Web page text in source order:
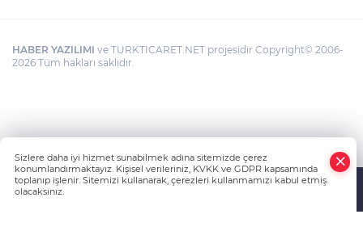
HABER YAZILIMI ve TURKTICARET.NET projesidir Copyright© 2006-
2026 Tüm hakları saklıdır.
Sizlere daha iyi hizmet sunabilmek adına sitemizde çerez
konumlandırmaktayız. Kişisel verileriniz, KVKK ve GDPR kapsamında
toplanıp işlenir. Sitemizi kullanarak, çerezleri kullanmamızı kabul etmiş
olacaksınız.